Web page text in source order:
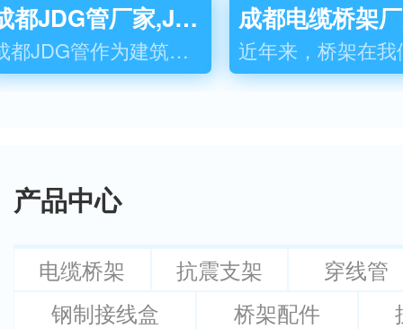
成都JDG管厂家,JDG管销售,成都JDG管价格
成都JDG管作为建筑行业常用的穿线管之一，给建筑带来了很好的协助和材料提供，那么大家对于JDG管的了解有多少呢？下面一起来看看吧：1、选材精当：JDG金属穿线管及系列产品均采用钢材，经过加工而成的，双...
产品中心
电缆桥架 抗震支架
穿线管
钢制接线盒
桥架配件